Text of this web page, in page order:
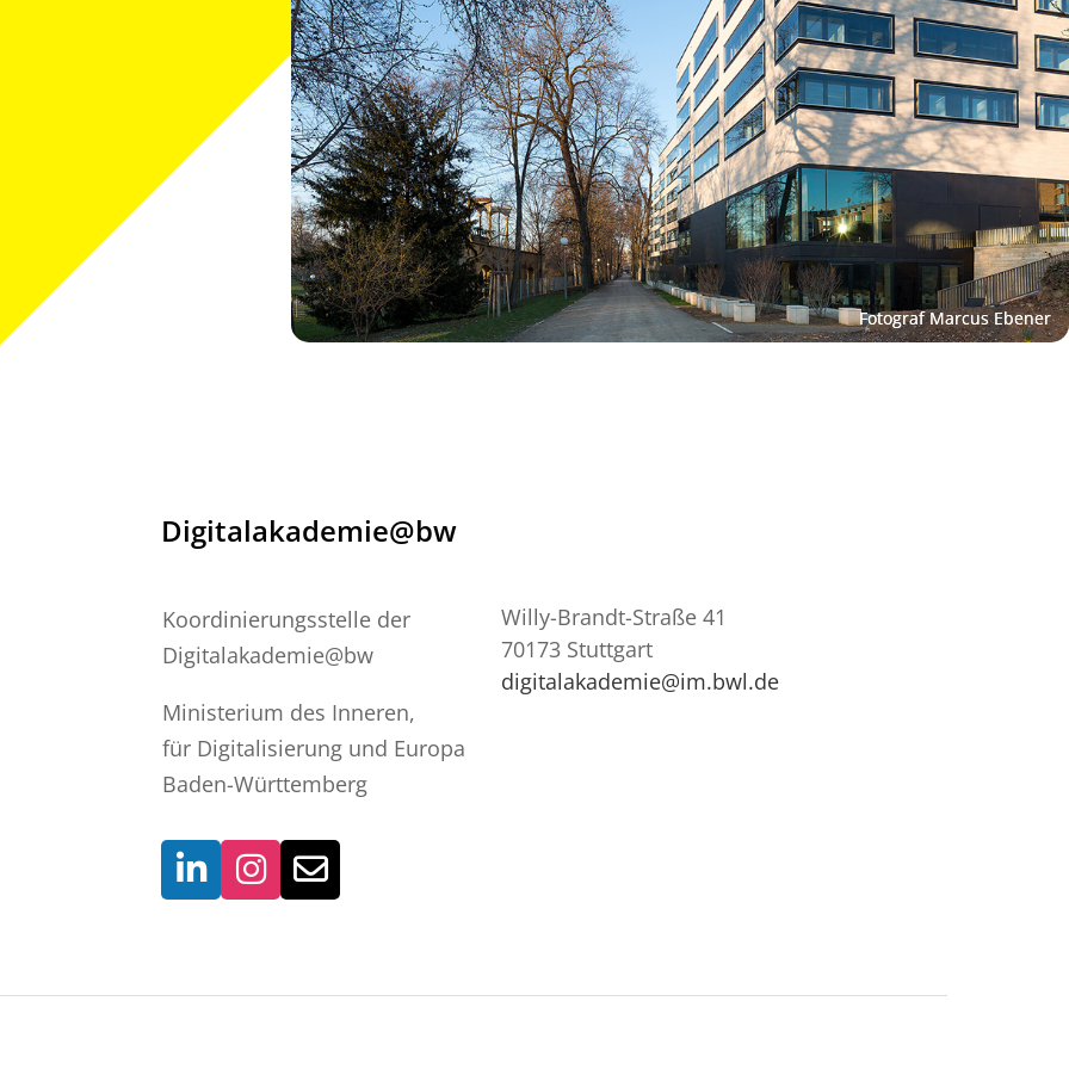
Digitalakademie@bw
Koordinierungsstelle der
Digitalakademie@bw
Ministerium des Inneren,
für Digitalisierung und Europa
Baden-Württemberg
Willy-Brandt-Straße 41
70173 Stuttgart
digitalakademie@im.bwl.de